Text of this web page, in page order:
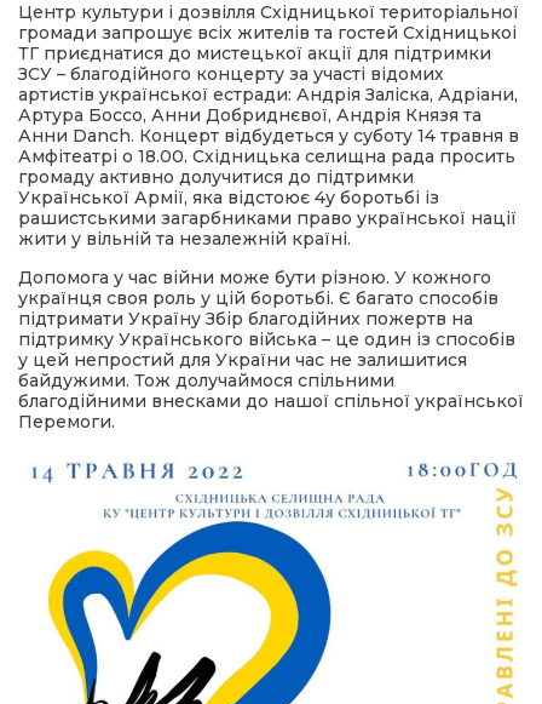
Центр культури і дозвілля Східницької територіальної
громади запрошує всіх жителів та гостей Східницькоі
ТГ приєднатися до мистецької акції для підтримки
ЗСУ – благодійного концерту за участі відомих
артистів української естради: Андрія Заліска, Адріани,
Артура Боссо, Анни Добриднєвої, Андрія Князя та
Анни Danch. Концерт відбудеться у суботу 14 травня в
Амфітеатрі о 18.00. Східницька селищна рада просить
громаду активно долучитися до підтримки
Української Армії, яка відстоює 4у боротьбі із
рашистськими загарбниками право української нації
жити у вільній та незалежній країні.
Допомога у час війни може бути різною. У кожного
українця своя роль у цій боротьбі. Є багато способів
підтримати Україну Збір благодійних пожертв на
підтримку Українського війська – це один із способів
у цей непростий для України час не залишитися
байдужими. Тож долучаймося спільними
благодійними внесками до нашої спільної української
Перемоги.